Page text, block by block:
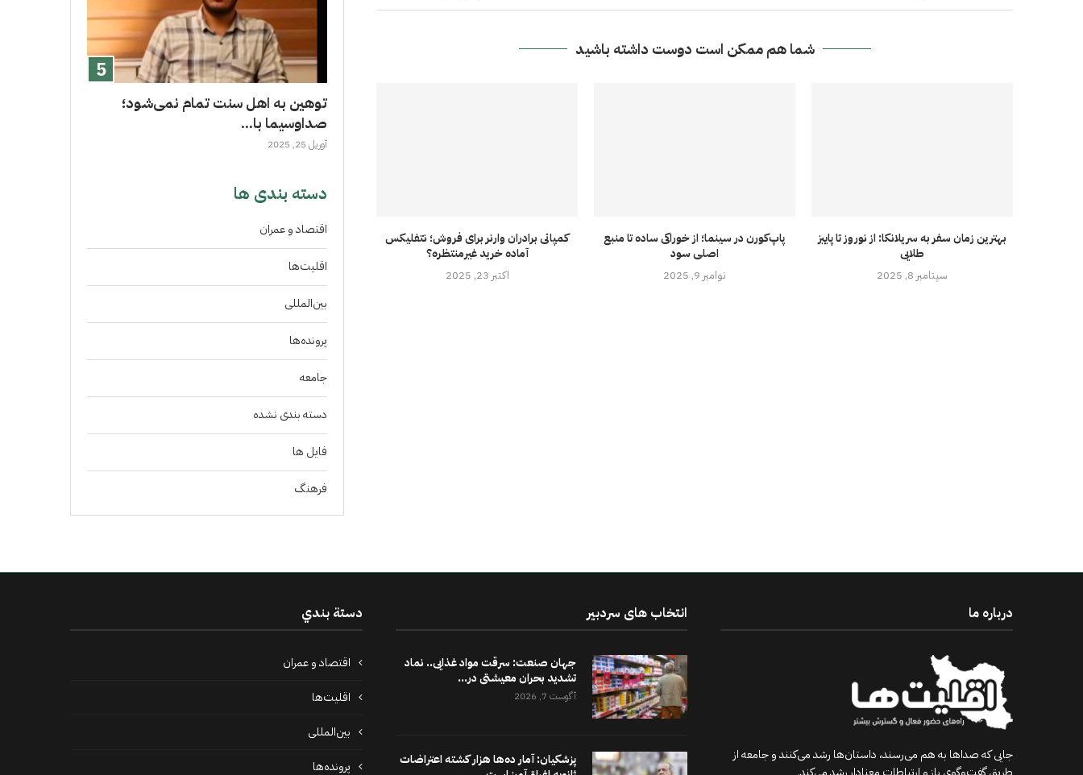
شما هم ممکن است دوست داشته باشید
کمپانی برادران وارنر برای فروش؛ نتفلیکس
آماده خرید غیرمنتظره؟
اکتبر 23, 2025
پاپ‌کورن در سینما؛ از خوراکی ساده تا منبع
اصلی سود
نوامبر 9, 2025
بهترین زمان سفر به سریلانکا: از نوروز تا پاییز
طلایی
سپتامبر 8, 2025
توهین به اهل سنت تمام نمی‌شود؛
صداوسیما با...
آوریل 25, 2025
دسته بندی ها
اقتصاد و عمران
اقلیت‌ها
بین‌المللی
پرونده‌ها
جامعه
دسته بندی نشده
فايل ها
فرهنگ
درباره ما
جایی که صداها به هم می‌رسند، داستان‌ها رشد می‌کنند و جامعه از
انتخاب های سردبیر
جهان صنعت: سرقت مواد غذایی.. نماد
تشدید بحران معیشتی در...
آگوست 7, 2026
پزشکیان: آمار ده‌ها هزار کشته اعتراضات
دستة بندي
اقتصاد و عمران
اقلیت‌ها
بین‌المللی
پرونده‌ها